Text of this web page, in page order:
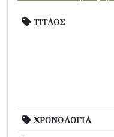
ΤΙΤΛΟΣ
ΧΡΟΝΟΛΟΓΙΑ